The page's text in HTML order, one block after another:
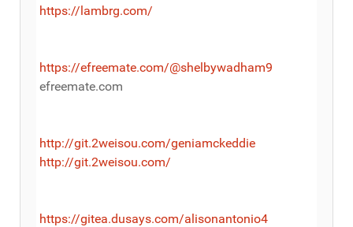
https://lambrg.com/
https://efreemate.com/@shelbywadham9
efreemate.com
http://git.2weisou.com/geniamckeddie
http://git.2weisou.com/
https://gitea.dusays.com/alisonantonio4